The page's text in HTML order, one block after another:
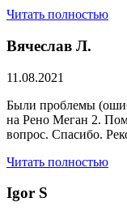
Читать полностью
Вячеслав Л.
11.08.2021
Были проблемы
на Рено Меган 2.
вопрос. Спасибо.
Читать полностью
​Igor S